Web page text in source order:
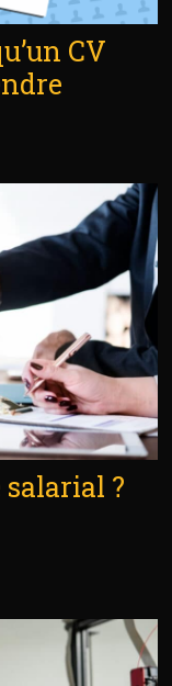
CV
salarial ?